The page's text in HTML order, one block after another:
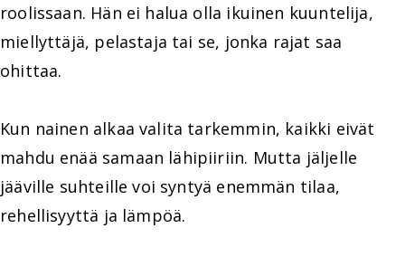
roolissaan. Hän ei halua olla ikuinen kuuntelija,
miellyttäjä, pelastaja tai se, jonka rajat saa
ohittaa.
Kun nainen alkaa valita tarkemmin, kaikki eivät
mahdu enää samaan lähipiiriin. Mutta jäljelle
jääville suhteille voi syntyä enemmän tilaa,
rehellisyyttä ja lämpöä.